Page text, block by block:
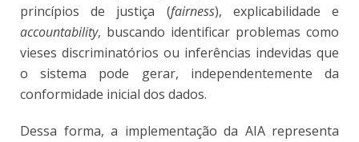
princípios de justiça (fairness), explicabilidade e
accountability, buscando identificar problemas como
vieses discriminatórios ou inferências indevidas que
o sistema pode gerar, independentemente da
conformidade inicial dos dados.
Dessa forma, a implementação da AIA representa